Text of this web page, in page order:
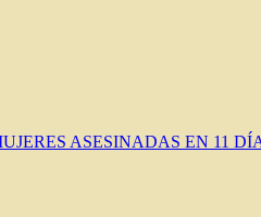
ASESINADAS EN 11